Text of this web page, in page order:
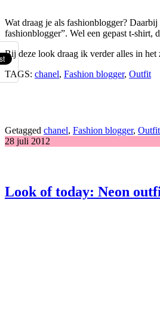
Wat draag je als fashionblogger?
fashionblogger”. Wel een gepast t-shirt,
Bij deze look draag ik verder alles in
TAGS: chanel, Fashion blogger, Outfit
Getagged chanel, Fashion blogger, Outfit
28 juli 2012
Look of today: Neon